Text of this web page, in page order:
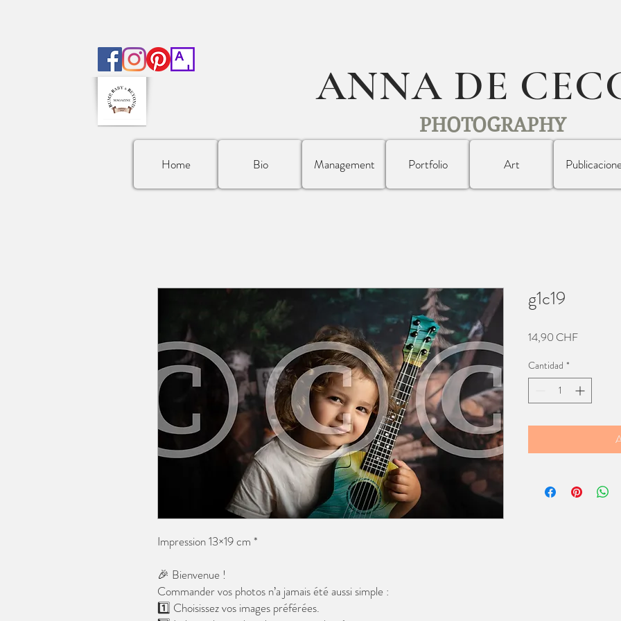
ANNA DE
PHOTOGRAPHY
Home Bio Management Portfolio Art
Impression 13×19 cm *
🎉 Bienvenue !
Commander vos photos n’a jamais été aussi simple :
1️⃣ Choisissez vos images préférées.
g1c19
14,90 CHFPrecio
Cantidad *